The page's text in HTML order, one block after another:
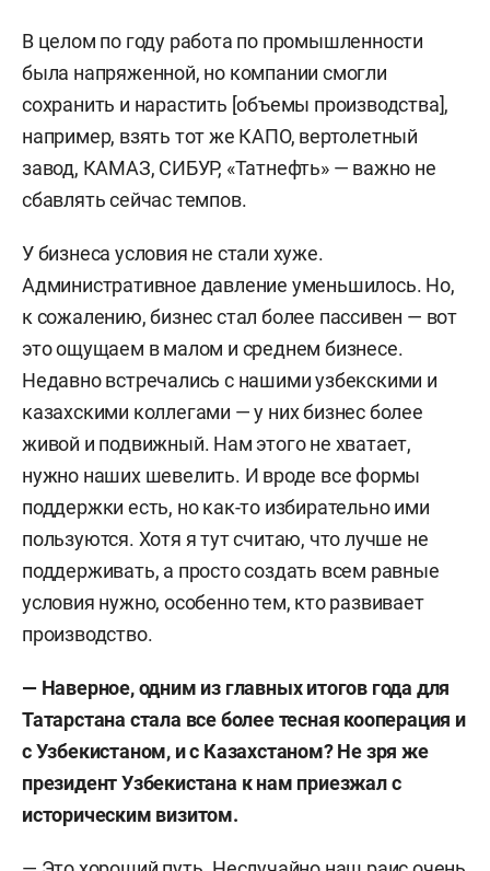
В целом по году работа по промышленности
была напряженной, но компании смогли
сохранить и нарастить [объемы производства],
например, взять тот же КАПО, вертолетный
завод, КАМАЗ, СИБУР, «Татнефть» — важно не
сбавлять сейчас темпов.
У бизнеса условия не стали хуже.
Административное давление уменьшилось. Но,
к сожалению, бизнес стал более пассивен — вот
это ощущаем в малом и среднем бизнесе.
Недавно встречались с нашими узбекскими и
казахскими коллегами — у них бизнес более
живой и подвижный. Нам этого не хватает,
нужно наших шевелить. И вроде все формы
поддержки есть, но как-то избирательно ими
пользуются. Хотя я тут считаю, что лучше не
поддерживать, а просто создать всем равные
условия нужно, особенно тем, кто развивает
производство.
— Наверное, одним из главных итогов года для
Татарстана стала все более тесная кооперация и
с Узбекистаном, и с Казахстаном? Не зря же
президент Узбекистана к нам приезжал с
историческим визитом.